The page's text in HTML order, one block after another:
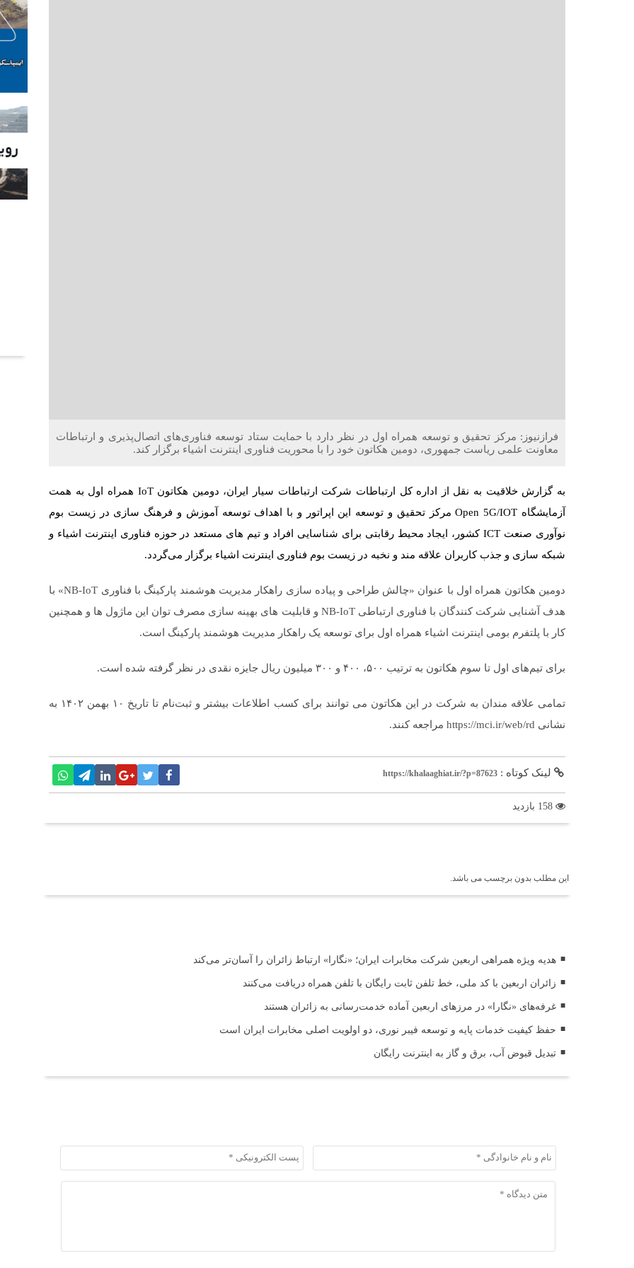
فرازنیوز: مرکز تحقیق و توسعه همراه اول در نظر دارد با حمایت ستاد توسعه فناوری‌های اتصال‌پذیری و ارتباطات
معاونت علمی ریاست جمهوری، دومین هکاتون خود را با محوریت فناوری اینترنت اشیاء برگزار کند.
به گزارش خلاقیت به نقل از اداره کل ارتباطات شرکت ارتباطات سیار ایران، دومین هکاتون IoT همراه اول به همت
آزمایشگاه Open 5G/IOT مرکز تحقیق و توسعه این اپراتور و با اهداف توسعه آموزش و فرهنگ سازی در زیست بوم
نوآوری صنعت ICT کشور، ایجاد محیط رقابتی برای شناسایی افراد و تیم های مستعد در حوزه فناوری اینترنت اشیاء و
شبکه سازی و جذب کاربران علاقه مند و نخبه در زیست بوم فناوری اینترنت اشیاء برگزار می‌گردد.
دومین هکاتون همراه اول با عنوان «چالش طراحی و پیاده سازی راهکار مدیریت هوشمند پارکینگ با فناوری NB-IoT» با
هدف آشنایی شرکت کنندگان با فناوری ارتباطی NB-IoT و قابلیت های بهینه سازی مصرف توان این ماژول ها و همچنین
کار با پلتفرم بومی اینترنت اشیاء همراه اول برای توسعه یک راهکار مدیریت هوشمند پارکینگ است.
برای تیم‌های اول تا سوم هکاتون به ترتیب ۵۰۰، ۴۰۰ و ۳۰۰ میلیون ریال جایزه نقدی در نظر گرفته شده است.
تمامی علاقه مندان به شرکت در این هکاتون می توانند برای کسب اطلاعات بیشتر و ثبت‌نام تا تاریخ ۱۰ بهمن ۱۴۰۲ به
نشانی https://mci.ir/web/rd مراجعه کنند.
لینک کوتاه : https://khalaaghiat.ir/?p=87623
این مطلب بدون برچسب می باشد.
هدیه ویژه همراهی اربعین شرکت مخابرات ایران؛ «نگارا» ارتباط زائران را آسان‌تر می‌کند
زائران اربعین با کد ملی، خط تلفن ثابت رایگان با تلفن همراه دریافت می‌کنند
غرفه‌های «نگارا» در مرزهای اربعین آماده خدمت‌رسانی به زائران هستند
حفظ کیفیت خدمات پایه و توسعه فیبر نوری، دو اولویت اصلی مخابرات ایران است
تبدیل قبوض آب، برق و گاز به اینترنت رایگان